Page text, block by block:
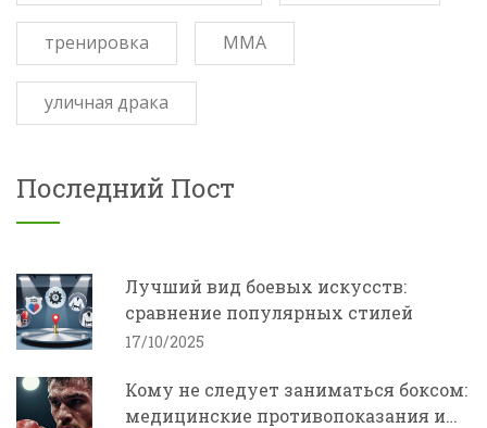
тренировка ММА
уличная драка
Последний Пост
Лучший вид боевых искусств:
сравнение популярных стилей
17/10/2025
Кому не следует заниматься боксом:
медицинские противопоказания и